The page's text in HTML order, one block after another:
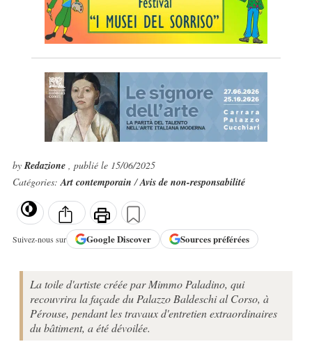
byRedazione , publié le 15/06/2025
Catégories:Art contemporain/Avis de non-responsabilité
Suivez-nous sur GoogleDiscover Sources préférées
La toile d'artiste créée par Mimmo Paladino, qui
recouvrira la façade du Palazzo Baldeschi al Corso, à
Pérouse, pendant les travaux d'entretien extraordinaires
du bâtiment, a été dévoilée.